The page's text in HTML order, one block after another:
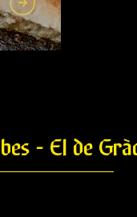
- El de